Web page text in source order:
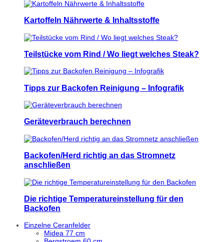
Kartoffeln Nährwerte & Inhaltsstoffe
Teilstücke vom Rind / Wo liegt welches Steak?
Tipps zur Backofen Reinigung – Infografik
Geräteverbrauch berechnen
Backofen/Herd richtig an das Stromnetz
anschließen
Die richtige Temperatureinstellung für den
Backofen
Einzelne Ceranfelder
Midea 77 cm